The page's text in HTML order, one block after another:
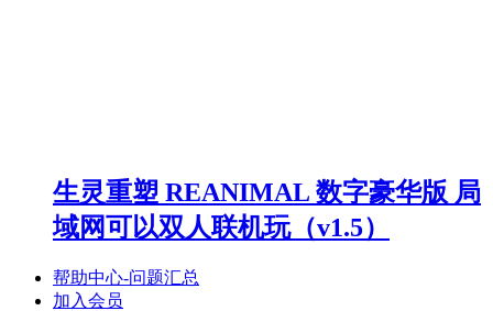
生灵重塑 REANIMAL 数字豪华版 局
域网可以双人联机玩（v1.5）
帮助中心-问题汇总
加入会员